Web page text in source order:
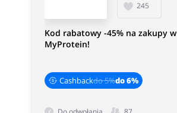
245
Kod rabatowy -45% na zakupy w
MyProtein!
Cashbackdo 5%do 6%